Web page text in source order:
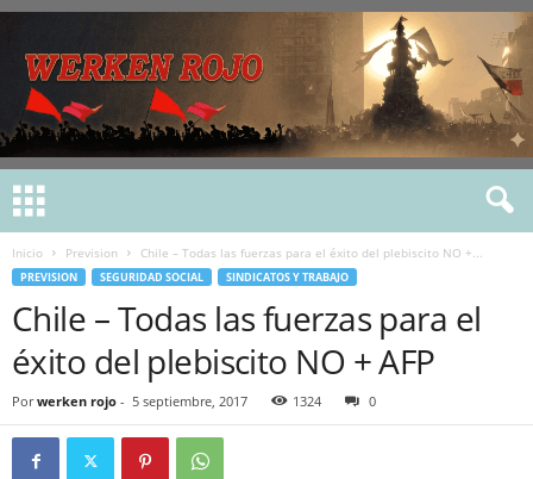
Inicio Prevision Chile – Todas las fuerzas para el éxito del plebiscito NO +...
PREVISION SEGURIDAD SOCIAL SINDICATOS Y TRABAJO
Chile – Todas las fuerzas para el
éxito del plebiscito NO + AFP
Por werken rojo - 5 septiembre, 2017 1324 0